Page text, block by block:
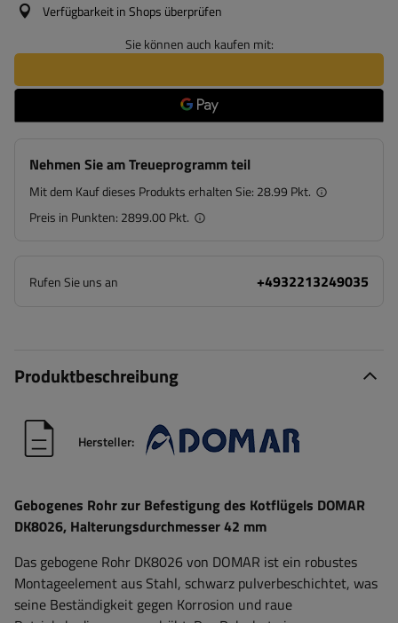
Verfügbarkeit in Shops überprüfen
Sie können auch kaufen mit:
Nehmen Sie am Treueprogramm teil
Mit dem Kauf dieses Produkts erhalten Sie: 28.99 Pkt.
Preis in Punkten: 2899.00 Pkt.
Rufen Sie uns an +4932213249035
Produktbeschreibung
Hersteller:
Gebogenes Rohr zur Befestigung des Kotflügels DOMAR
DK8026, Halterungsdurchmesser 42 mm
Das gebogene Rohr DK8026 von DOMAR ist ein robustes
Montageelement aus Stahl, schwarz pulverbeschichtet, was
seine Beständigkeit gegen Korrosion und raue